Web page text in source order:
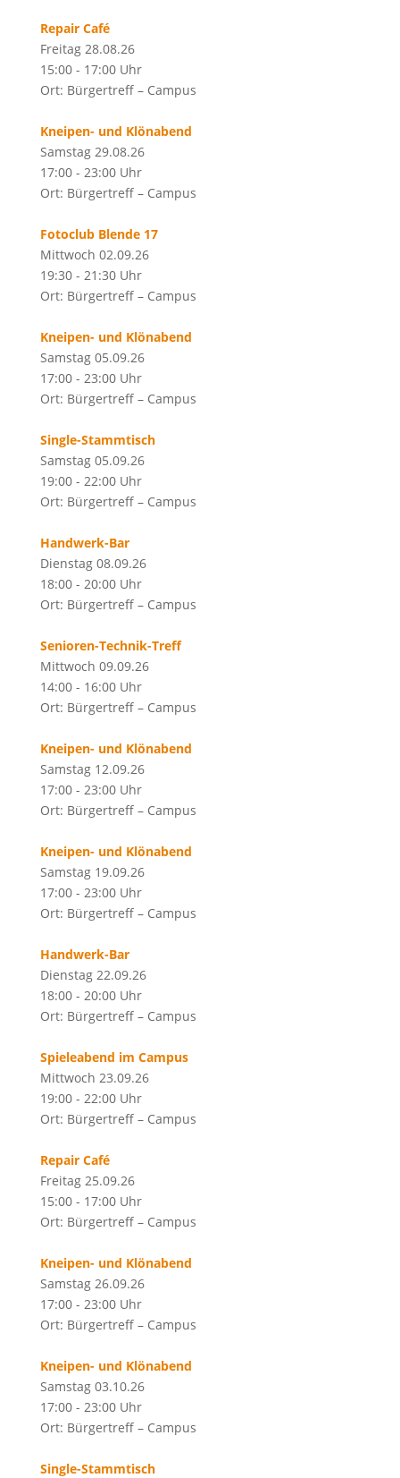
Repair Café
Freitag 28.08.26
15:00 - 17:00 Uhr
Ort: Bürgertreff – Campus
Kneipen- und Klönabend
Samstag 29.08.26
17:00 - 23:00 Uhr
Ort: Bürgertreff – Campus
Fotoclub Blende 17
Mittwoch 02.09.26
19:30 - 21:30 Uhr
Ort: Bürgertreff – Campus
Kneipen- und Klönabend
Samstag 05.09.26
17:00 - 23:00 Uhr
Ort: Bürgertreff – Campus
Single-Stammtisch
Samstag 05.09.26
19:00 - 22:00 Uhr
Ort: Bürgertreff – Campus
Handwerk-Bar
Dienstag 08.09.26
18:00 - 20:00 Uhr
Ort: Bürgertreff – Campus
Senioren-Technik-Treff
Mittwoch 09.09.26
14:00 - 16:00 Uhr
Ort: Bürgertreff – Campus
Kneipen- und Klönabend
Samstag 12.09.26
17:00 - 23:00 Uhr
Ort: Bürgertreff – Campus
Kneipen- und Klönabend
Samstag 19.09.26
17:00 - 23:00 Uhr
Ort: Bürgertreff – Campus
Handwerk-Bar
Dienstag 22.09.26
18:00 - 20:00 Uhr
Ort: Bürgertreff – Campus
Spieleabend im Campus
Mittwoch 23.09.26
19:00 - 22:00 Uhr
Ort: Bürgertreff – Campus
Repair Café
Freitag 25.09.26
15:00 - 17:00 Uhr
Ort: Bürgertreff – Campus
Kneipen- und Klönabend
Samstag 26.09.26
17:00 - 23:00 Uhr
Ort: Bürgertreff – Campus
Kneipen- und Klönabend
Samstag 03.10.26
17:00 - 23:00 Uhr
Ort: Bürgertreff – Campus
Single-Stammtisch